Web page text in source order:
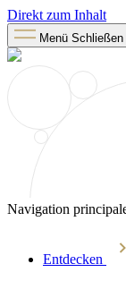
Direkt zum Inhalt
Menü Schließen
Navigation
Entdecken